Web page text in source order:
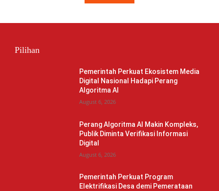
Pilihan
Pemerintah Perkuat Ekosistem Media
Digital Nasional Hadapi Perang
Algoritma AI
August 6, 2026
Perang Algoritma AI Makin Kompleks,
Publik Diminta Verifikasi Informasi
Digital
August 6, 2026
Pemerintah Perkuat Program
Elektrifikasi Desa demi Pemerataan